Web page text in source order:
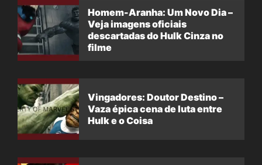
Homem-Aranha: Um Novo Dia –
Veja imagens oficiais
descartadas do Hulk Cinza no
filme
Vingadores: Doutor Destino –
Vaza épica cena de luta entre
Hulk e o Coisa